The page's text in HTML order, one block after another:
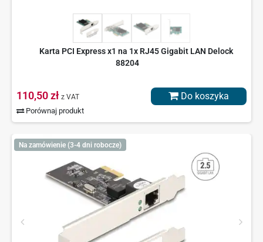
Karta PCI Express x1 na 1x RJ45 Gigabit LAN Delock
88204
110,50 zł z VAT
Porównaj produkt
Do koszyka
Na zamówienie (3-4 dni robocze)